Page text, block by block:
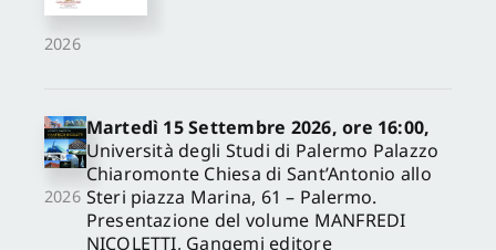
2026
2026
Martedì 15 Settembre 2026, ore 16:00,
Università degli Studi di Palermo Palazzo
Chiaromonte Chiesa di Sant’Antonio allo
Steri piazza Marina, 61 – Palermo.
Presentazione del volume MANFREDI
NICOLETTI, Gangemi editore